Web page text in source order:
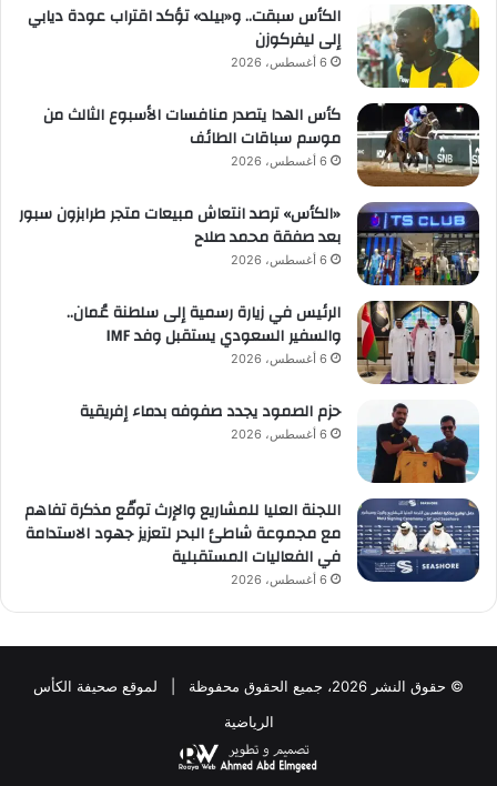
الكأس سبقت.. و«بيلد» تؤكد اقتراب عودة ديابي
إلى ليفركوزن
6 أغسطس، 2026
كأس الهدا يتصدر منافسات الأسبوع الثالث من
موسم سباقات الطائف
6 أغسطس، 2026
«الكأس» ترصد انتعاش مبيعات متجر طرابزون سبور
بعد صفقة محمد صلاح
6 أغسطس، 2026
الرئيس في زيارة رسمية إلى سلطنة عُمان..
والسفير السعودي يستقبل وفد IMF
6 أغسطس، 2026
حزم الصمود يجدد صفوفه بدماء إفريقية
6 أغسطس، 2026
اللجنة العليا للمشاريع والإرث توقّع مذكرة تفاهم
مع مجموعة شاطئ البحر لتعزيز جهود الاستدامة
في الفعاليات المستقبلية
6 أغسطس، 2026
© حقوق النشر 2026، جميع الحقوق محفوظة | لموقع صحيفة الكأس
الرياضية